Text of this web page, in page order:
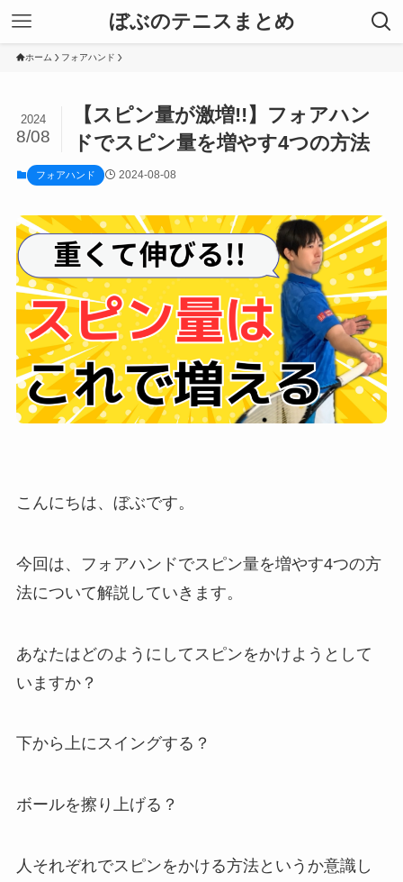
ぼぶのテニスまとめ
ホーム フォアハンド
【スピン量が激増!!】フォアハン
ドでスピン量を増やす4つの方法
2024
8/08
フォアハンド 2024-08-08
こんにちは、ぼぶです。
今回は、フォアハンドでスピン量を増やす4つの方
法について解説していきます。
あなたはどのようにしてスピンをかけようとして
いますか？
下から上にスイングする？
ボールを擦り上げる？
人それぞれでスピンをかける方法というか意識し